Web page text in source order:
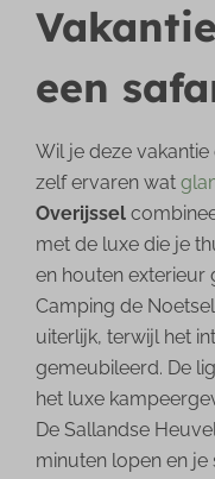
een
Wil je deze
zelf ervaren wat
Overijssel
met de luxe die je
en houten exterieur
Camping de
uiterlijk, terwijl het
gemeubileerd. De
het luxe
De Sallandse
minuten lopen en je